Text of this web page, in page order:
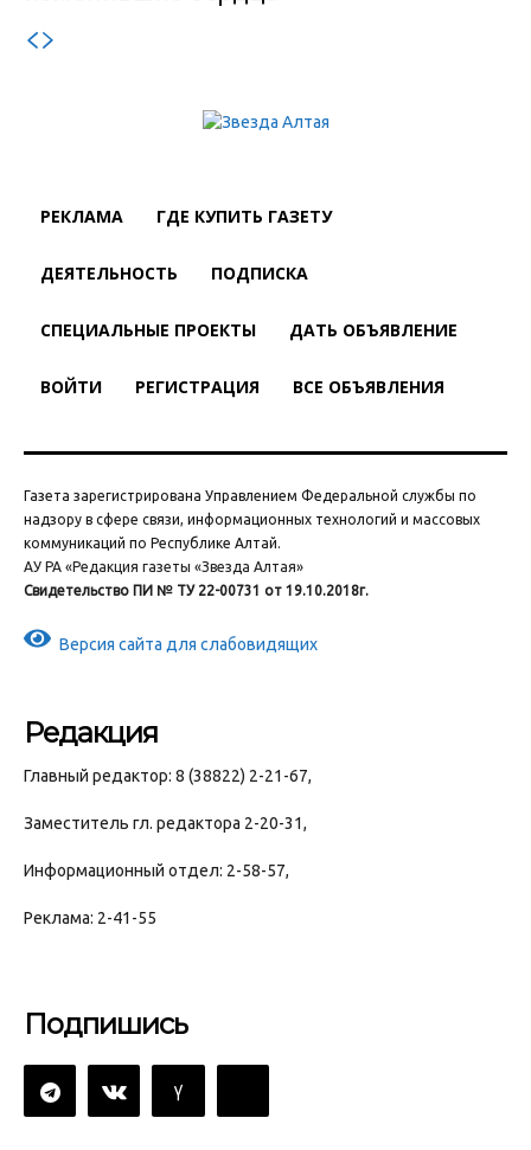
РЕКЛАМА ГДЕ КУПИТЬ ГАЗЕТУ
ДЕЯТЕЛЬНОСТЬ ПОДПИСКА
СПЕЦИАЛЬНЫЕ ПРОЕКТЫ ДАТЬ ОБЪЯВЛЕНИЕ
ВОЙТИ РЕГИСТРАЦИЯ ВСЕ ОБЪЯВЛЕНИЯ
Газета зарегистрирована Управлением Федеральной службы по
надзору в сфере связи, информационных технологий и массовых
коммуникаций по Республике Алтай.
АУ РА «Редакция газеты «Звезда Алтая»
Свидетельство ПИ № ТУ 22-00731 от 19.10.2018г.
Версия сайта для слабовидящих
Редакция
Главный редактор: 8 (38822) 2-21-67,
Заместитель гл. редактора 2-20-31,
Информационный отдел: 2-58-57,
Реклама: 2-41-55
Подпишись